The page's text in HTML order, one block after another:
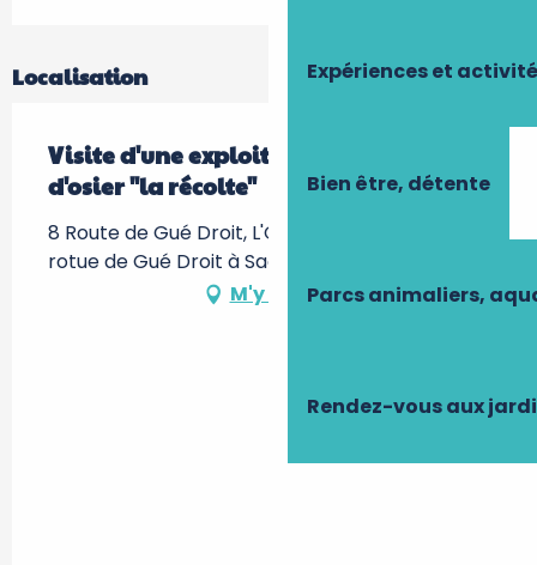
Expériences et
Bien être, détente
Parcs animaliers,
Rendez-vous aux
Localisation
Visite d'une exploitation productrice
d'osier "la récolte"
8 Route de Gué Droit, L'Osier de Gué Droit, 8
rotue de Gué Droit à Saché -, 37190 Saché
M'y rendre